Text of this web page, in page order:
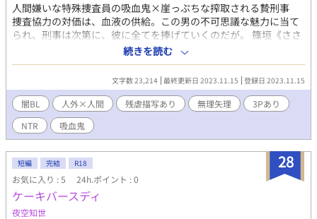
人間嫌いな特殊捜査員の吸血鬼×崖っぷちな搾取される贄刑事
捜査協力の対価は、血液の供給。この男の不可思議な魅力に当て
られ、刑事は次第に、彼に全てを捧げていくのだが。 篠垣《ささ
がき》 泰生《たいき》 一課の刑事。邪魔者扱いされている。
楠城《くすのき》 七星《しちせい》 人間嫌いの吸血鬼。捜査協
力者。 南場《なんば》 綾史《あやふみ》 一課の元エース。殉職
している。 赤矢《あかや》 隆次《りゅうじ》 一課に配属され
た新人。 八古部《やこべ》 純持《じゅんじ》 特殊捜査員。
※この物語はフィクションです。犯罪行為を助長、賛美するもの
ではありません。銃や銃弾の譲渡や廃棄には法的な手続きが必要
です。
続きを読む
文字数 23,214 最終更新日 2023.11.15 登録日 2023.11.15
闇BL 人外×人間 残虐描写あり 無理矢理
3Pあり
NTR
吸血鬼
28
短編 完結 R18
お気に入り : 5 24h.ポイント : 0
ケーキバースディ
夜空知世